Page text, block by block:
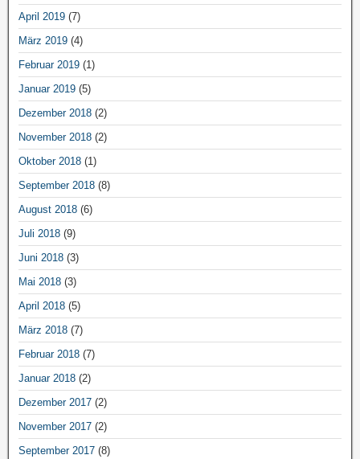
April 2019 (7)
März 2019 (4)
Februar 2019 (1)
Januar 2019 (5)
Dezember 2018 (2)
November 2018 (2)
Oktober 2018 (1)
September 2018 (8)
August 2018 (6)
Juli 2018 (9)
Juni 2018 (3)
Mai 2018 (3)
April 2018 (5)
März 2018 (7)
Februar 2018 (7)
Januar 2018 (2)
Dezember 2017 (2)
November 2017 (2)
September 2017 (8)